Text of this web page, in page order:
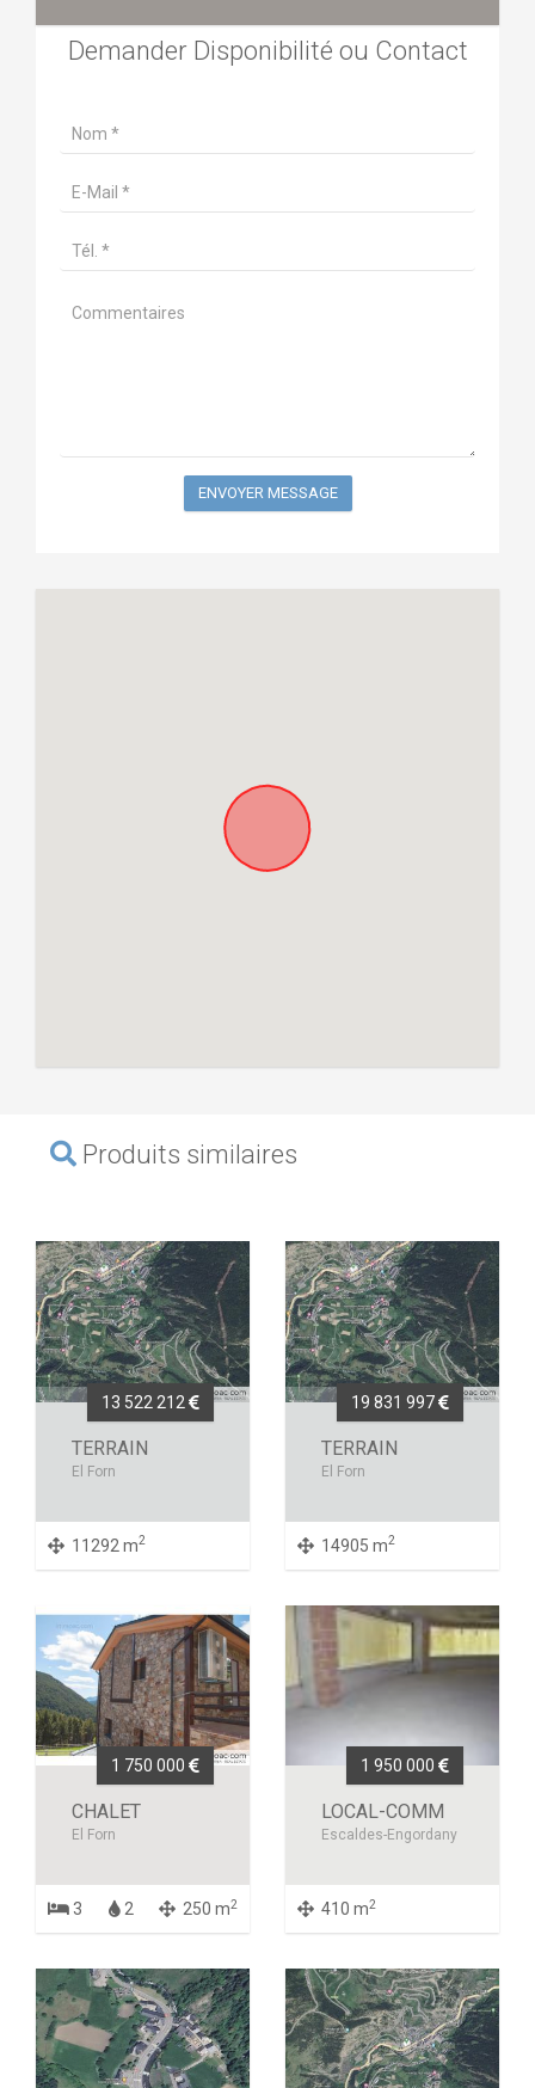
Demander Disponibilité ou Contact
ENVOYER MESSAGE
Produits similaires
13 522 212
TERRAIN
El Forn
11292 m2
19 831 997
TERRAIN
El Forn
14905 m2
1 750 000
CHALET
El Forn
3 2 250 m2
1 950 000
LOCAL-COMM
Escaldes-Engordany
410 m2